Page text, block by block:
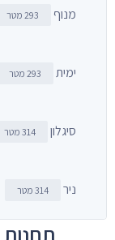
מנוף 293 מטר
ימית 293 מטר
סיגלון 314 מטר
ניר 314 מטר